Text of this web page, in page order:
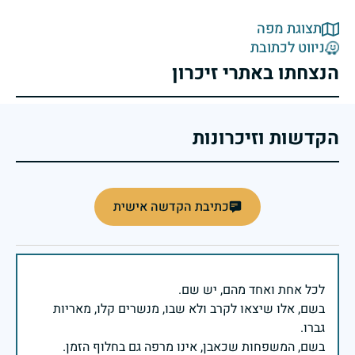
תצוגת מפה
ניווט לכתובת
הנצחתו באתרי זיכרון
הקדשות וזיכרונות
כתיבת הקדשה אישית
בשם, אלו שיצאו לקרב ולא שבו, מנשרים קלו, מאריות